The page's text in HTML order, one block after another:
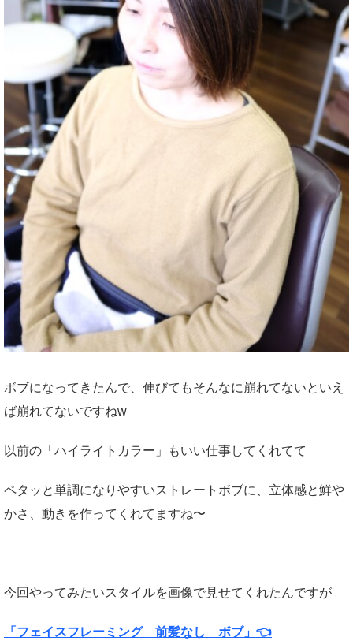
ボブになってきたんで、伸びてもそんなに崩れてないといえ
ば崩れてないですねw
以前の「ハイライトカラー」もいい仕事してくれてて
ペタッと単調になりやすいストレートボブに、立体感と鮮や
かさ、動きを作ってくれてますね〜
今回やってみたいスタイルを画像で見せてくれたんですが
「フェイスフレーミング 前髪なし ボブ」👈